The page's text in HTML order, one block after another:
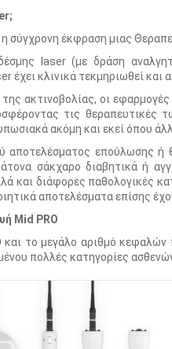
η σύγχρονη έκφραση μιας
laser (με δράση
κλινικά τεκμηριωθεί και
ακτινοβολίας, οι
τις θεραπευτικές
ακόμη και εκεί όπου
αποτελέσματος επούλωσης
σάκχαρο διαβητικά ή
και διάφορες παθολογικές
αποτελέσματα επίσης
Mid PRO
το μεγάλο αριθμό κεφαλών
πολλές κατηγορίες ασθενών